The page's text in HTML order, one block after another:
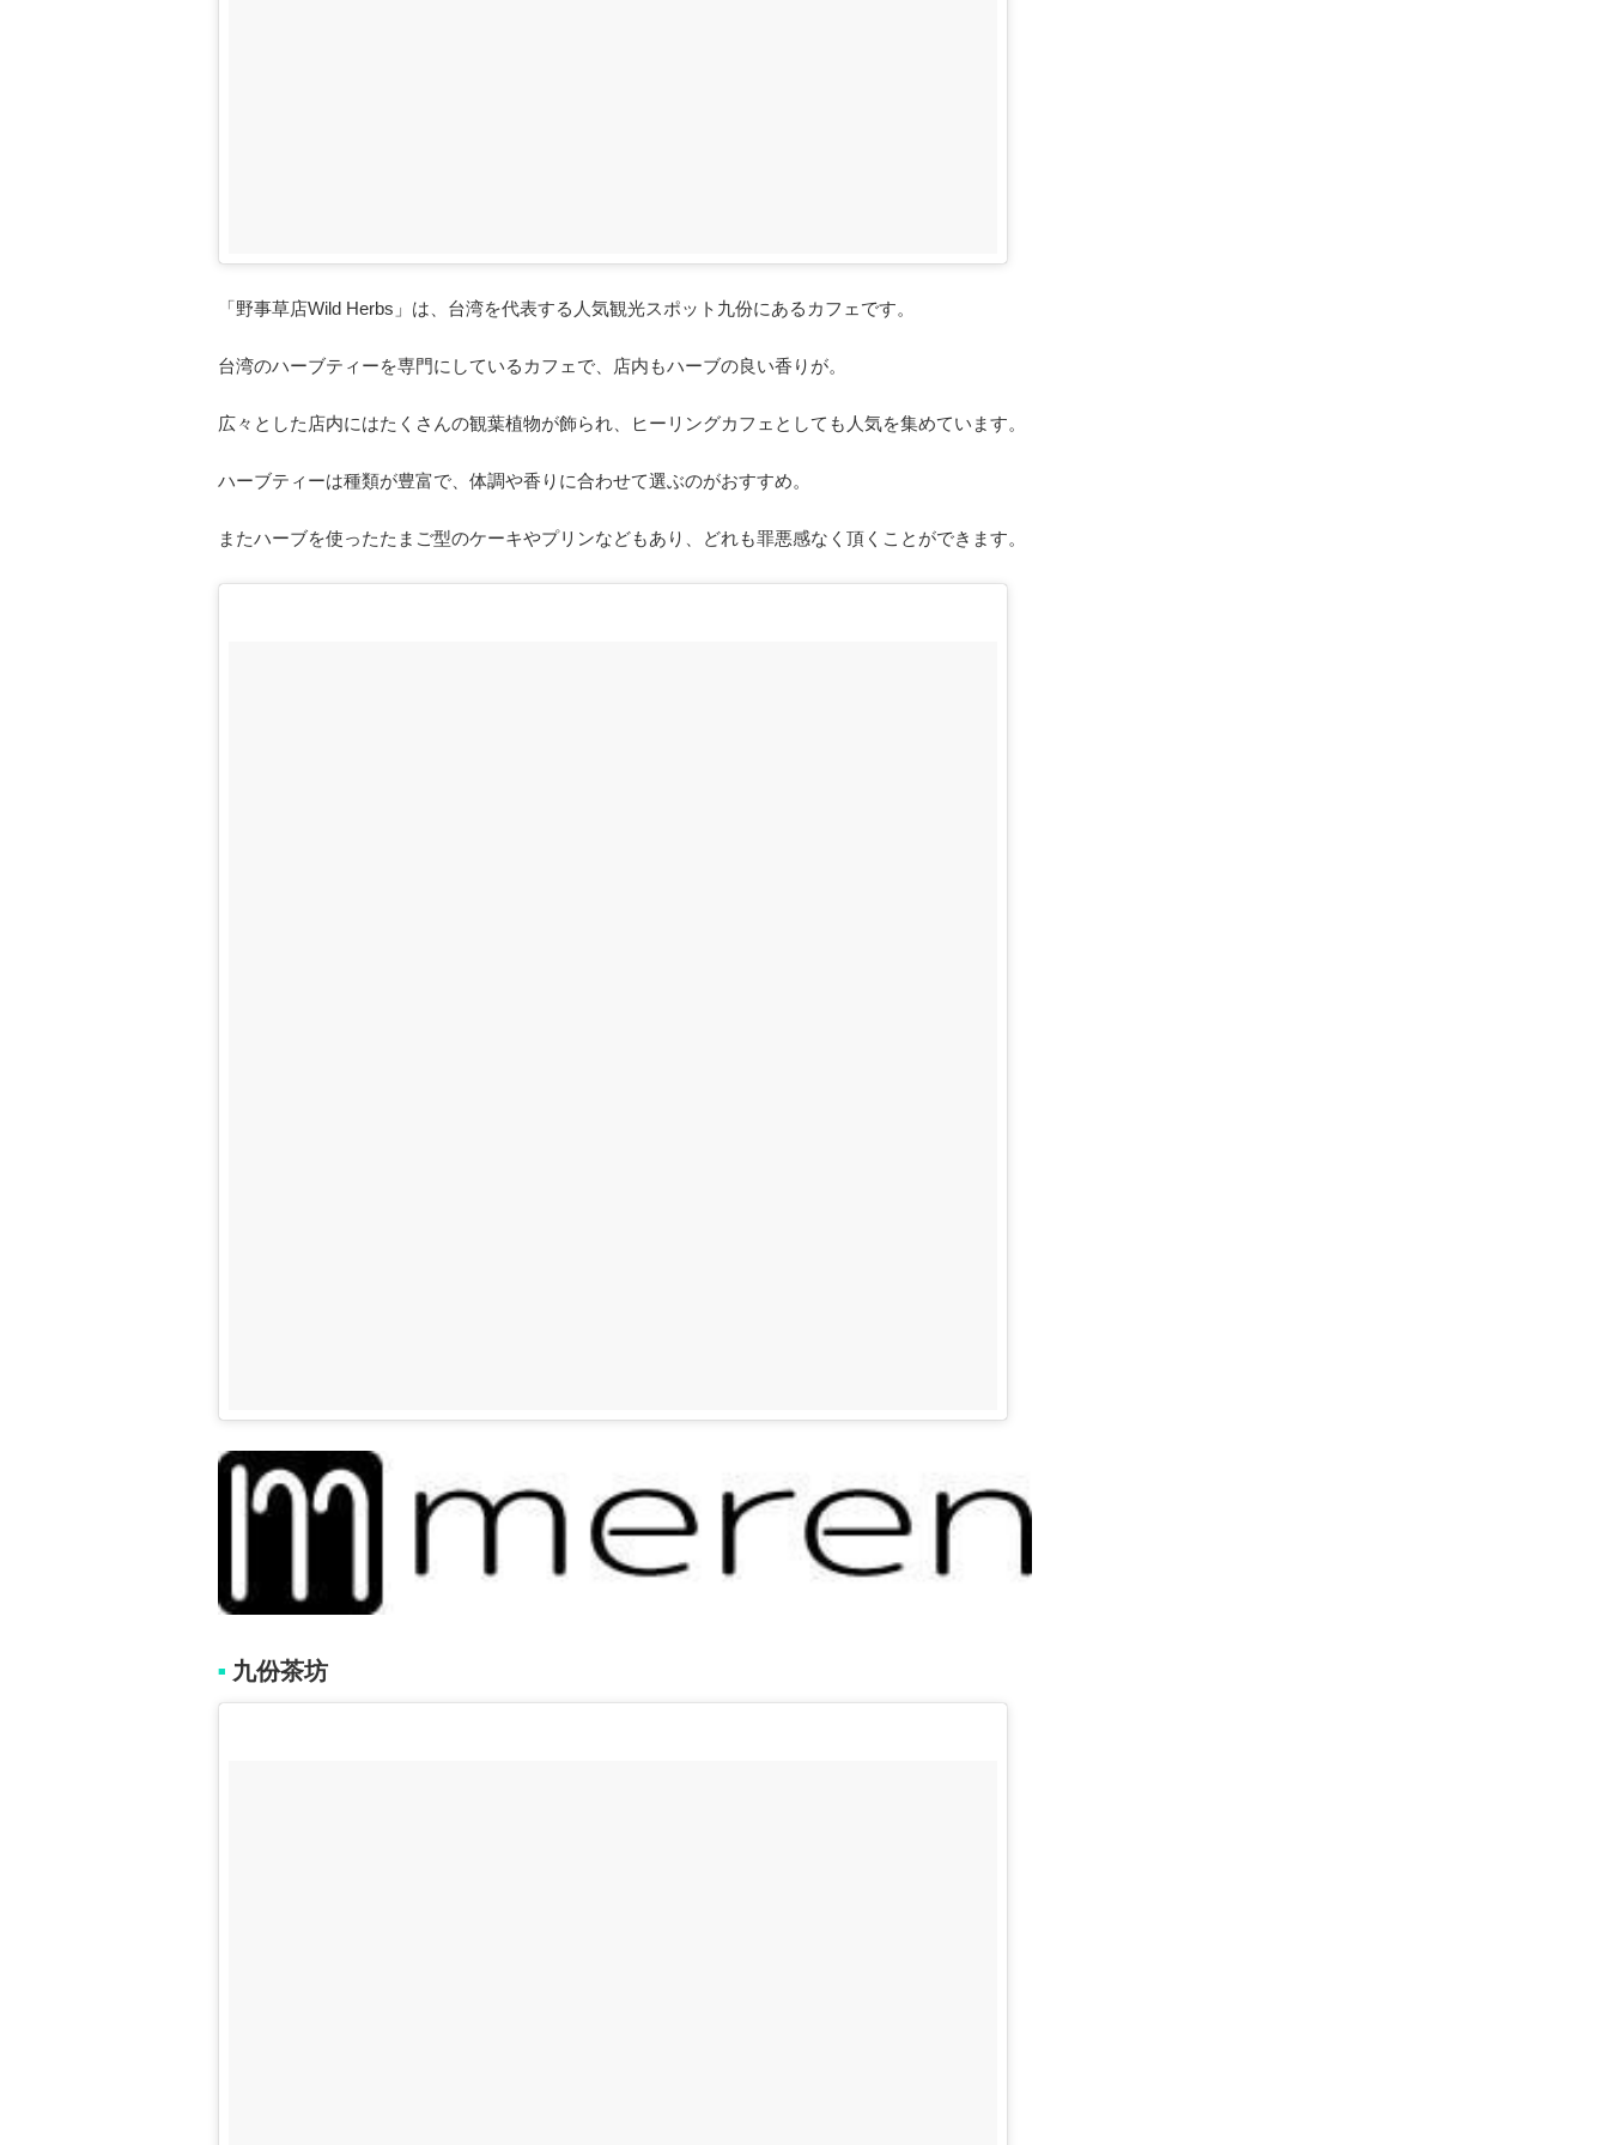
「野事草店Wild Herbs」は、台湾を代表する人気観光スポット九份にあるカフェです。
台湾のハーブティーを専門にしているカフェで、店内もハーブの良い香りが。
広々とした店内にはたくさんの観葉植物が飾られ、ヒーリングカフェとしても人気を集めています。
ハーブティーは種類が豊富で、体調や香りに合わせて選ぶのがおすすめ。
またハーブを使ったたまご型のケーキやプリンなどもあり、どれも罪悪感なく頂くことができます。
■ 九份茶坊